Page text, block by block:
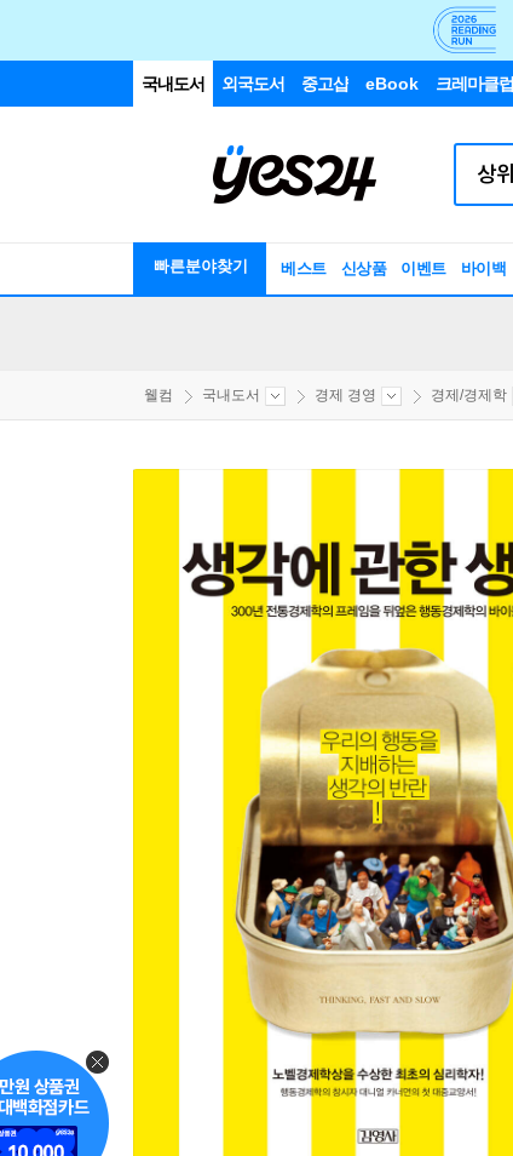
국내도서 외국도서 중고샵 eBook 크레마클럽
빠른분야찾기 베스트 신상품 이벤트 바이백
웰컴 국내도서 경제 경영 경제/경제학